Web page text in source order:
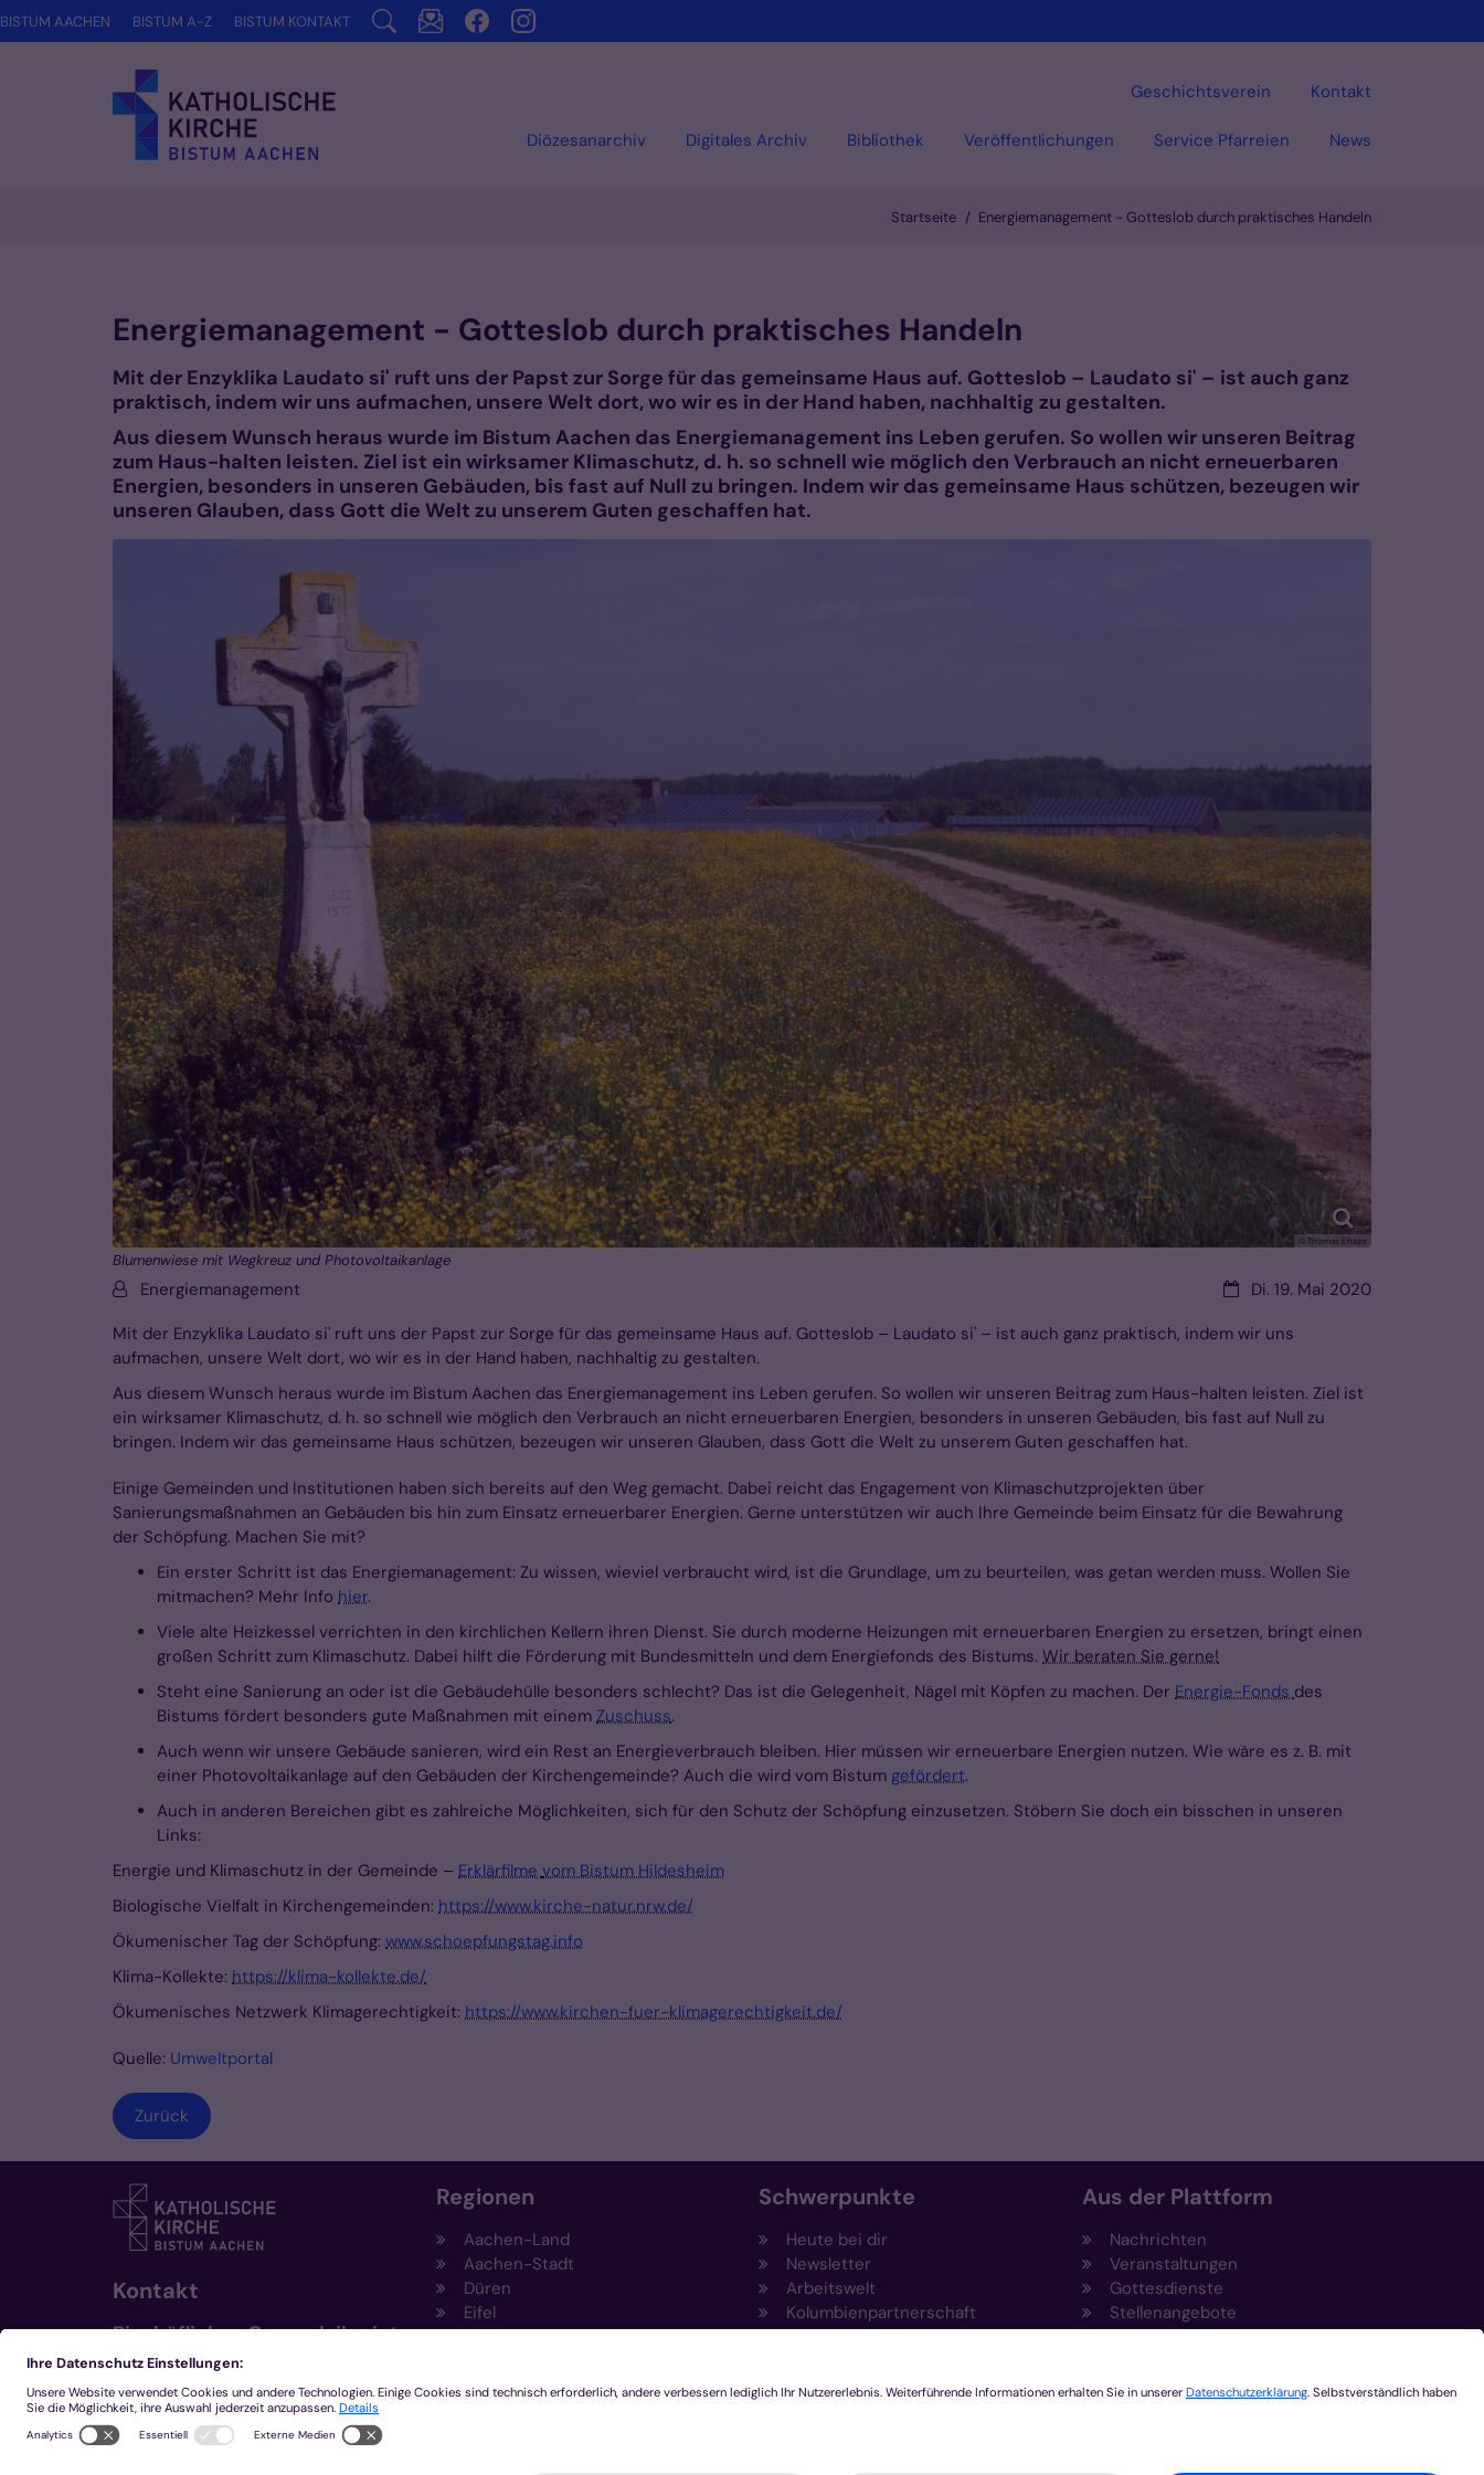
Zum Inhalt springen
Diözesanarchiv Digitales Archiv Bibliothek Veröffentlichungen Service Pfarreien News
Geschichtsverein Kontakt
BISTUM AACHEN BISTUM A-Z BISTUM KONTAKT
Startseite Energiemanagement - Gotteslob durch praktisches Handeln
Energiemanagement - Gotteslob durch praktisches Handeln
Mit der Enzyklika Laudato si' ruft uns der Papst zur Sorge für das gemeinsame Haus auf. Gotteslob – Laudato si' – ist auch ganz
praktisch, indem wir uns aufmachen, unsere Welt dort, wo wir es in der Hand haben, nachhaltig zu gestalten.
Aus diesem Wunsch heraus wurde im Bistum Aachen das Energiemanagement ins Leben gerufen. So wollen wir unseren Beitrag
zum Haus-halten leisten. Ziel ist ein wirksamer Klimaschutz, d. h. so schnell wie möglich den Verbrauch an nicht erneuerbaren
Energien, besonders in unseren Gebäuden, bis fast auf Null zu bringen. Indem wir das gemeinsame Haus schützen, bezeugen wir
unseren Glauben, dass Gott die Welt zu unserem Guten geschaffen hat.
© Thomas Ehses
Blumenwiese mit Wegkreuz und Photovoltaikanlage
Datum:Di. 19. Mai 2020
Von:Energiemanagement
Mit der Enzyklika Laudato si' ruft uns der Papst zur Sorge für das gemeinsame Haus auf. Gotteslob – Laudato si' – ist auch ganz praktisch, indem wir uns
aufmachen, unsere Welt dort, wo wir es in der Hand haben, nachhaltig zu gestalten.
Aus diesem Wunsch heraus wurde im Bistum Aachen das Energiemanagement ins Leben gerufen. So wollen wir unseren Beitrag zum Haus-halten leisten. Ziel ist
ein wirksamer Klimaschutz, d. h. so schnell wie möglich den Verbrauch an nicht erneuerbaren Energien, besonders in unseren Gebäuden, bis fast auf Null zu
bringen. Indem wir das gemeinsame Haus schützen, bezeugen wir unseren Glauben, dass Gott die Welt zu unserem Guten geschaffen hat.
Einige Gemeinden und Institutionen haben sich bereits auf den Weg gemacht. Dabei reicht das Engagement von Klimaschutzprojekten über
Sanierungsmaßnahmen an Gebäuden bis hin zum Einsatz erneuerbarer Energien. Gerne unterstützen wir auch Ihre Gemeinde beim Einsatz für die Bewahrung
der Schöpfung. Machen Sie mit?
Ein erster Schritt ist das Energiemanagement: Zu wissen, wieviel verbraucht wird, ist die Grundlage, um zu beurteilen, was getan werden muss. Wollen Sie
mitmachen? Mehr Info hier.
Viele alte Heizkessel verrichten in den kirchlichen Kellern ihren Dienst. Sie durch moderne Heizungen mit erneuerbaren Energien zu ersetzen, bringt einen
großen Schritt zum Klimaschutz. Dabei hilft die Förderung mit Bundesmitteln und dem Energiefonds des Bistums. Wir beraten Sie gerne!
Steht eine Sanierung an oder ist die Gebäudehülle besonders schlecht? Das ist die Gelegenheit, Nägel mit Köpfen zu machen. Der Energie-Fonds des
Bistums fördert besonders gute Maßnahmen mit einem Zuschuss.
Auch wenn wir unsere Gebäude sanieren, wird ein Rest an Energieverbrauch bleiben. Hier müssen wir erneuerbare Energien nutzen. Wie wäre es z. B. mit
einer Photovoltaikanlage auf den Gebäuden der Kirchengemeinde? Auch die wird vom Bistum gefördert.
Auch in anderen Bereichen gibt es zahlreiche Möglichkeiten, sich für den Schutz der Schöpfung einzusetzen. Stöbern Sie doch ein bisschen in unseren
Links:
Energie und Klimaschutz in der Gemeinde – Erklärfilme vom Bistum Hildesheim
Biologische Vielfalt in Kirchengemeinden: https://www.kirche-natur.nrw.de/
Ökumenischer Tag der Schöpfung: www.schoepfungstag.info
Klima-Kollekte: https://klima-kollekte.de/
Ökumenisches Netzwerk Klimagerechtigkeit: https://www.kirchen-fuer-klimagerechtigkeit.de/
Quelle: Umweltportal
Zurück
Kontakt
Bischöfliches Generalvikariat
Aachen
+49 241 452-0
kommunikation@bistum-
aachen.de
Regionen
Aachen-Land
Aachen-Stadt
Düren
Eifel
Heinsberg
Krefeld
Schwerpunkte
Heute bei dir
Newsletter
Arbeitswelt
Kolumbienpartnerschaft
Umweltportal
Fundraising
Aus der Plattform
Nachrichten
Veranstaltungen
Gottesdienste
Stellenangebote
Kirchenzeitung
Rechtsdatenbank